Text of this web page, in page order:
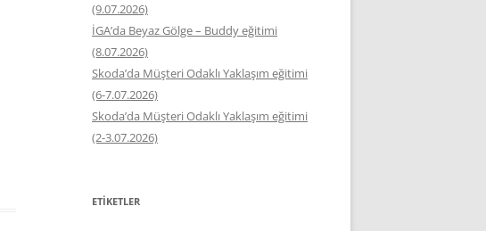
(9.07.2026)
İGA’da Beyaz Gölge – Buddy eğitimi
(8.07.2026)
Skoda’da Müşteri Odaklı Yaklaşım eğitimi
(6-7.07.2026)
Skoda’da Müşteri Odaklı Yaklaşım eğitimi
(2-3.07.2026)
ETIKETLER